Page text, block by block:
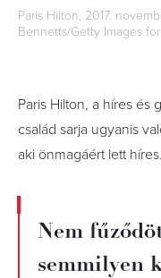
Paris Hilton, 2017.
Bennetts/Getty Images
Paris Hilton, a híres és
család sarja ugyanis
aki önmagáért lett híres.
Nem
semmilyen